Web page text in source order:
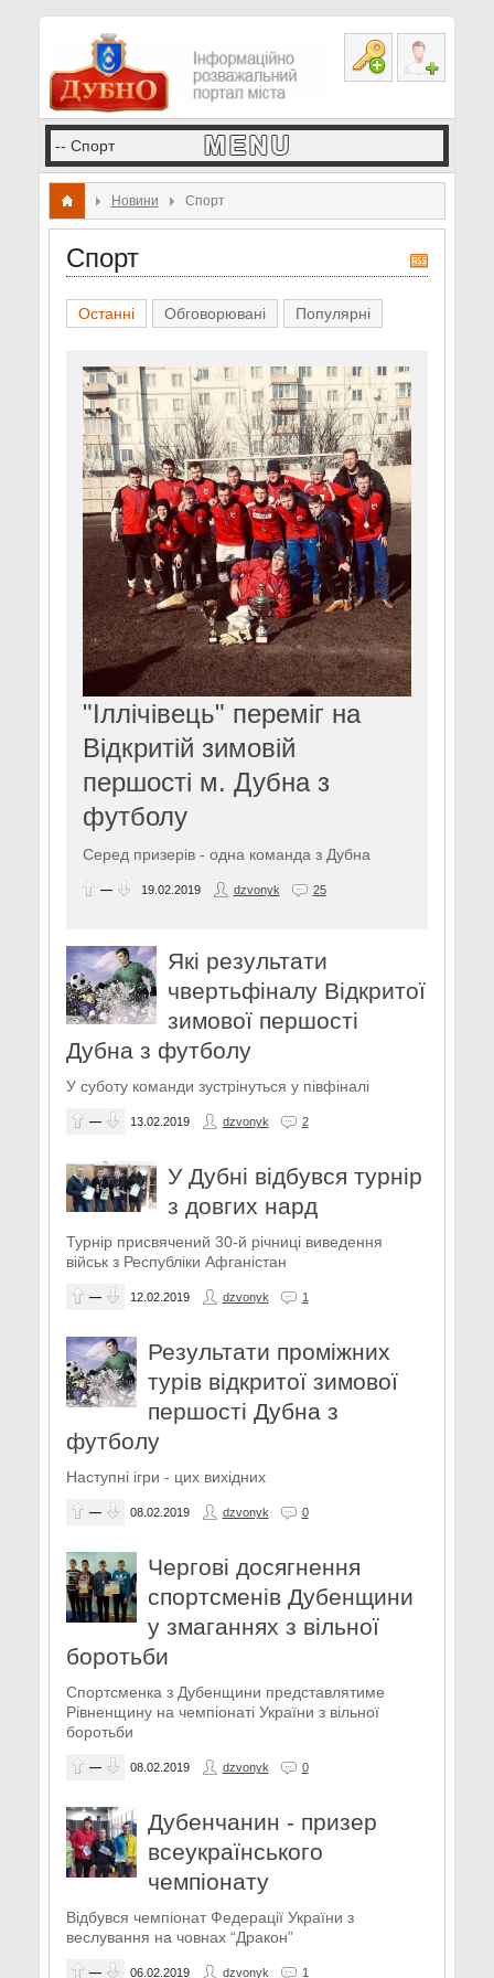
Новини Спорт
S
Спорт
Останні Обговорювані Популярні
"Іллічівець" переміг на
Відкритій зимовій
першості м. Дубна з
футболу
Серед призерів - одна команда з Дубна
— 19.02.2019 dzvonyk 25
Які результати
чвертьфіналу Відкритої
зимової першості
Дубна з футболу
У суботу команди зустрінуться у півфіналі
— 13.02.2019 dzvonyk 2
У Дубні відбувся турнір
з довгих нард
Турнір присвячений 30-й річниці виведення
військ з Республіки Афганістан
— 12.02.2019 dzvonyk 1
Результати проміжних
турів відкритої зимової
першості Дубна з
футболу
Наступні ігри - цих вихідних
— 08.02.2019 dzvonyk 0
Чергові досягнення
спортсменів Дубенщини
у змаганнях з вільної
боротьби
Спортсменка з Дубенщини представлятиме
Рівненщину на чемпіонаті України з вільної
боротьби
— 08.02.2019 dzvonyk 0
Дубенчанин - призер
всеукраїнського
чемпіонату
Відбувся чемпіонат Федерації України з
веслування на човнах “Дракон”
— 06.02.2019 dzvonyk 1